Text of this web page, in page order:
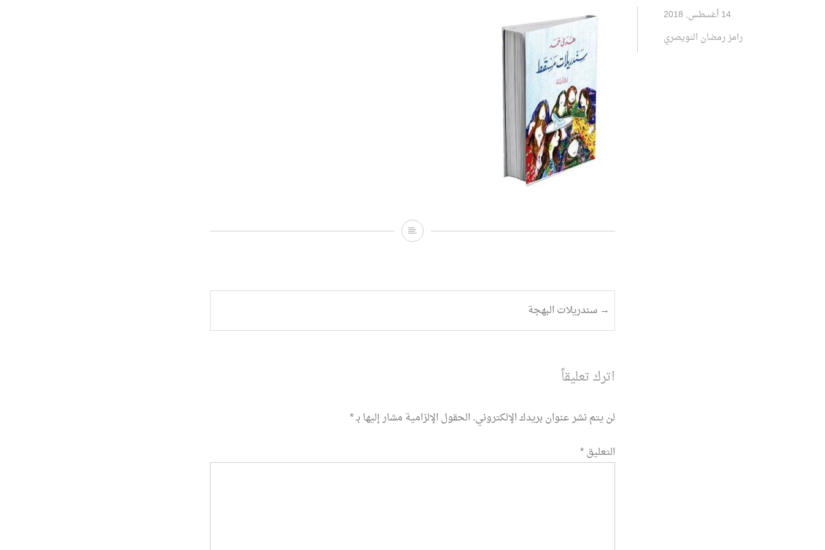
14 أغسطس, 2018
رامز رمضان النويصري
Ketab_Sandrelat_Masqat
تصفح
المقالة
→ سندريلات البهجة
اترك تعليقاً
لن يتم نشر عنوان بريدك الإلكتروني. الحقول الإلزامية مشار إليها بـ*
التعليق*